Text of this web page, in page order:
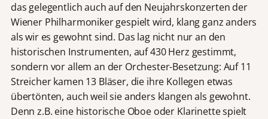
das gelegentlich auch auf den Neujahrskonzerten der
Wiener Philharmoniker gespielt wird, klang ganz anders
als wir es gewohnt sind. Das lag nicht nur an den
historischen Instrumenten, auf 430 Herz gestimmt,
sondern vor allem an der Orchester-Besetzung: Auf 11
Streicher kamen 13 Bläser, die ihre Kollegen etwas
übertönten, auch weil sie anders klangen als gewohnt.
Denn z.B. eine historische Oboe oder Klarinette spielt